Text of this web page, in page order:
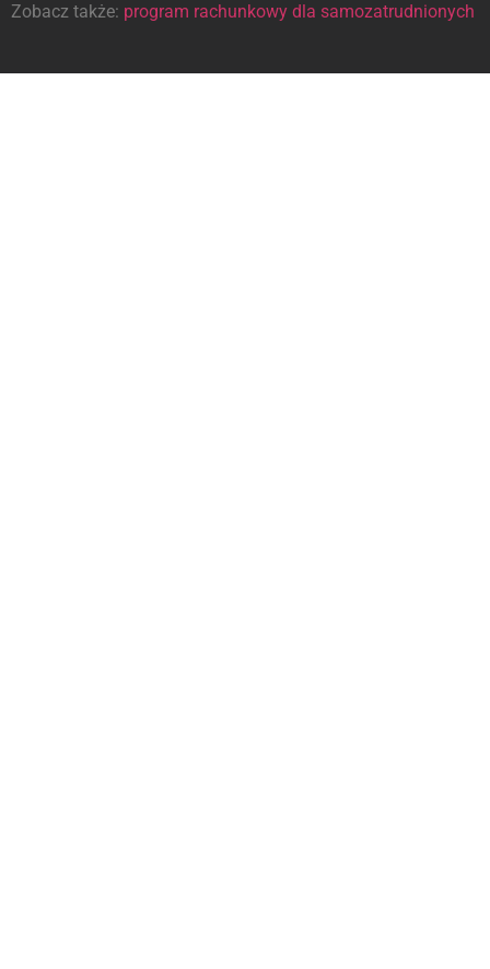
Zobacz także: program rachunkowy dla samozatrudnionych